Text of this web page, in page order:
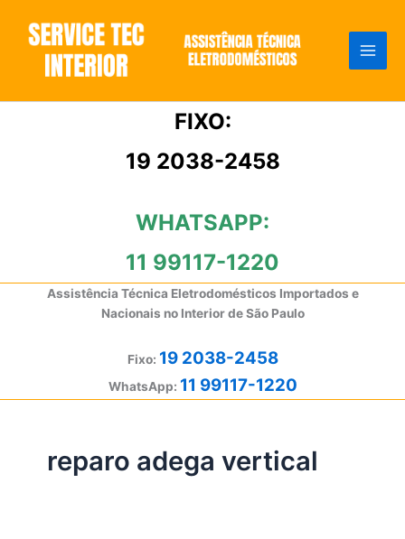
conteúdo
FIXO:
19 2038-2458
WHATSAPP:
11 99117-1220
Assistência Técnica Eletrodomésticos Importados e
Nacionais no Interior de São Paulo
Fixo: 19 2038-2458
WhatsApp: 11 99117-1220
reparo adega vertical